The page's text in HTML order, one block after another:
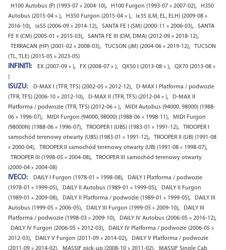
H100 Autobus (P) (1993-07 » 2004-10), H100 Furgon (1993-07 » 2007-02),
H350
Autobus (2015-04 » ), H350 Furgon (2015-04 » ),
ix35 (LM, EL, ELH) (2009-08 »
2016-10), ix55 (2006-09 » 2014-12), SANTA FE I (SM) (2000-11 » 2006-03),
SANTA
FE II (CM) (2005-01 » 2015-03), SANTA FE III (DM, DMA) (2012-09 » 2018-12),
TERRACAN (HP) (2001-02 » 2008-03), TUCSON (JM) (2004-06 » 2019-12),
TUCSON
(TL, TLE) (2015-05 » 2023-05)
INFINITI: EX (2007-09 » ), FX (2008-07 » ), QX50 I (2013-08 » ),
QX70 (2013-08 »
)
ISUZU: D-MAX I (TFR, TFS) (2002-05 » 2012-12),
D-MAX I Platforma / podwozie
(TFR, TFS) (2006-10 » 2012-10), D-MAX II (TFR, TFS) (2012-04 » ),
D-MAX II
Platforma / podwozie (TFR, TFS) (2012-06 » ),
MIDI Autobus (94000, 98000) (1988-
06 » 1996-07), MIDI Furgon (94000, 98000) (1988-06 » 1998-11),
MIDI Furgon
(98000N) (1988-06 » 1996-07), TROOPER I (UBS) (1983-01 » 1991-12),
TROOPER I
samochód terenowy otwarty (UBS) (1983-01 » 1991-12),
TROOPER II (UB) (1991-08
» 2000-04), TROOPER II samochód terenowy otwarty (UB) (1991-08 » 1998-07),
TROOPER III (1998-05 » 2004-08),
TROOPER III samochód terenowy otwarty
(2000-04 » 2004-08)
IVECO: DAILY I Furgon (1978-01 » 1998-08),
DAILY I Platforma / podwozie
(1978-01 » 1999-05), DAILY II Autobus (1989-01 » 1999-05),
DAILY II Furgon
(1989-01 » 2009-08), DAILY II Platforma / podwozie (1989-01 » 1999-05),
DAILY III
Autobus (1999-05 » 2006-05), DAILY III Furgon (1999-05 » 2009-10),
DAILY III
Platforma / podwozie (1998-03 » 2009-10), DAILY IV Autobus (2006-05 » 2016-12),
DAILY IV Furgon (2006-05 » 2012-03),
DAILY IV Platforma / podwozie (2006-05 »
2012-03), DAILY V Furgon (2011-09 » 2014-02),
DAILY V Platforma / podwozie
(2011-09 » 2014-02), MASSIF pick-up (2008-10 » 2011-02),
MASSIF Single Cab